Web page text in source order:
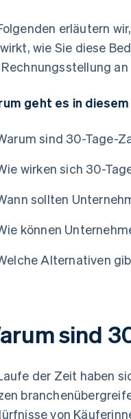
erläutern
wie Sie diese
geht es in
sind 30-Tage-
wirken sich 30-
sollten
können
Alternativen
sind
der Zeit haben
von